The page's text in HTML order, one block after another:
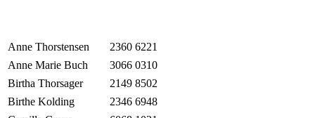
Anne Thorstensen
2360 6221
Anne Marie Buch
3066 0310
Birtha Thorsager
2149 8502
Birthe Kolding
2346 6948